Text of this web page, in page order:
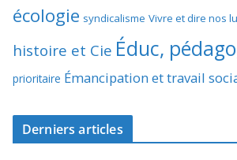
écologie syndicalisme Vivre et dire nos
histoire et Cie Éduc,
prioritaire Émancipation et travail
Derniers articles